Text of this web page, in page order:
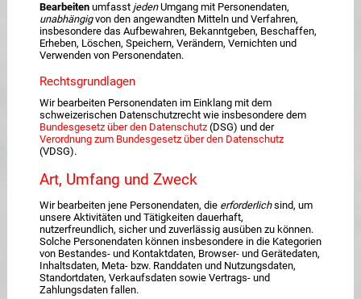
Bearbeitenumfasst jedenUmgang mit Personendaten,
unabhängigvon den angewandten Mitteln und Verfahren,
insbesondere das Aufbewahren, Bekanntgeben, Beschaffen,
Erheben, Löschen, Speichern, Verändern, Vernichten und
Verwenden von Personendaten.
Rechtsgrundlagen
Wir bearbeiten Personendaten im Einklang mit dem
schweizerischen Datenschutzrecht wie insbesondere dem
Bundesgesetz über den Datenschutz(DSG) und der
Verordnung zum Bundesgesetz über den Datenschutz
(VDSG).
Art, Umfang und Zweck
Wir bearbeiten jene Personendaten, die erforderlichsind, um
unsere Aktivitäten und Tätigkeiten dauerhaft,
nutzerfreundlich, sicher und zuverlässig ausüben zu können.
Solche Personendaten können insbesondere in die Kategorien
von Bestandes- und Kontaktdaten, Browser- und Gerätedaten,
Inhaltsdaten, Meta- bzw. Randdaten und Nutzungsdaten,
Standortdaten, Verkaufsdaten sowie Vertrags- und
Zahlungsdaten fallen.